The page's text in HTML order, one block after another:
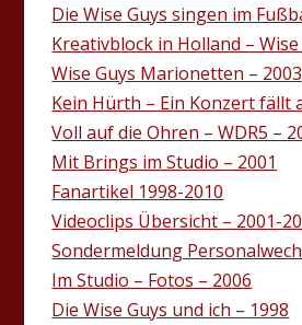
Die Wise Guys singen im
Kreativblock in Holland – Wise
Wise Guys Marionetten – 2003
Kein Hürth – Ein Konzert fällt
Voll auf die Ohren – WDR5 –
Mit Brings im Studio – 2001
Fanartikel 1998-2010
Videoclips Übersicht – 2001-
Sondermeldung
Im Studio – Fotos – 2006
Die Wise Guys und ich – 1998